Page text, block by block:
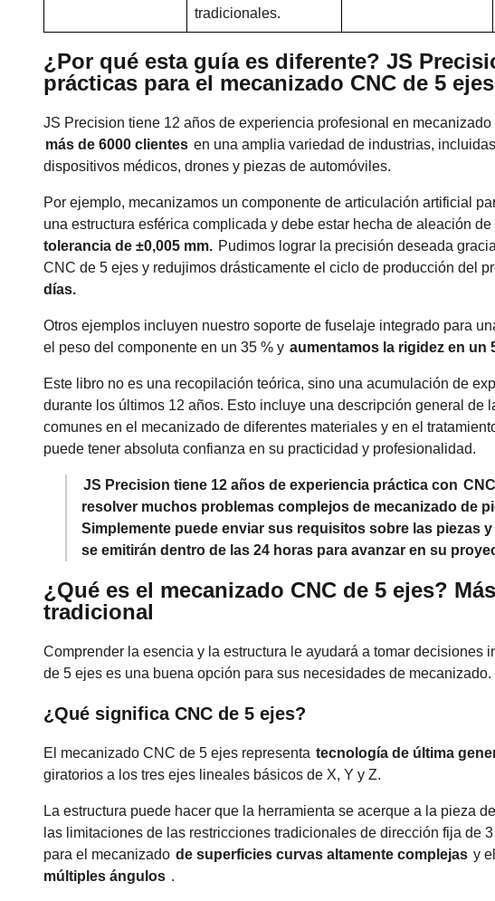
tradicionales.
¿Por qué esta guía es diferente? JS
prácticas para el mecanizado CNC de 5 ejes
JS Precision tiene 12 años de experiencia profesional en
más de 6000 clientes en una amplia variedad de industrias,
dispositivos médicos, drones y piezas de automóviles.
Por ejemplo, mecanizamos un componente de articulación artificial
una estructura esférica complicada y debe estar hecha de aleación de
tolerancia de ±0,005 mm. Pudimos lograr la precisión deseada
CNC de 5 ejes y redujimos drásticamente el ciclo de producción del
días.
Otros ejemplos incluyen nuestro soporte de fuselaje integrado para
el peso del componente en un 35 % y aumentamos la rigidez en un
Este libro no es una recopilación teórica, sino una acumulación de
durante los últimos 12 años. Esto incluye una descripción general de
comunes en el mecanizado de diferentes materiales y en el
puede tener absoluta confianza en su practicidad y profesionalidad.
JS Precision tiene 12 años de experiencia práctica con
resolver muchos problemas complejos de mecanizado de
Simplemente puede enviar sus requisitos sobre las piezas
se emitirán dentro de las 24 horas para avanzar en su
¿Qué es el mecanizado CNC de 5 ejes?
tradicional
Comprender la esencia y la estructura le ayudará a tomar decisiones
de 5 ejes es una buena opción para sus necesidades de mecanizado.
¿Qué significa CNC de 5 ejes?
El mecanizado CNC de 5 ejes representa tecnología de última
giratorios a los tres ejes lineales básicos de X, Y y Z.
La estructura puede hacer que la herramienta se acerque a la pieza
las limitaciones de las restricciones tradicionales de dirección fija de
para el mecanizado de superficies curvas altamente complejas y
múltiples ángulos .